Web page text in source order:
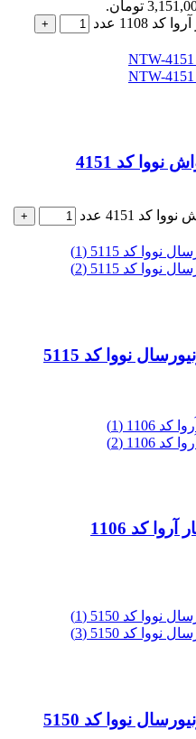
کد 4151
4151 عدد